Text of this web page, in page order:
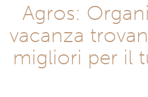
Agros:
vacanza
migliori per il